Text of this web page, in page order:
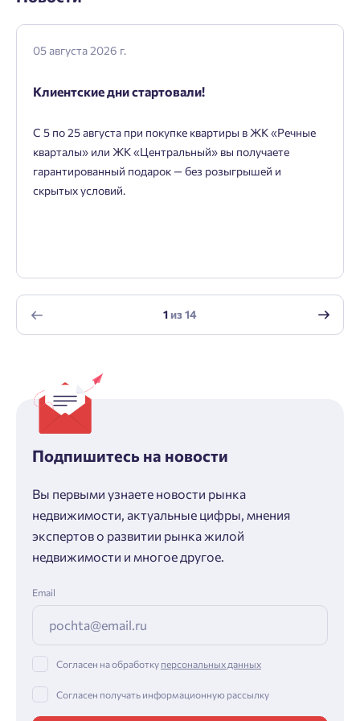
Согласен на обработкуперсональных данных
Согласен получать информационную рассылку
Отправить
05 августа 2026 г.
Клиентские дни стартовали!
С 5 по 25 августа при покупке квартиры в ЖК «Речные
кварталы» или ЖК «Центральный» вы получаете
гарантированный подарок — без розыгрышей и
скрытых условий.
1из14
Email
Согласен на обработку персональных данных
Согласен получать информационную рассылку
Подпишитесь на новости
Вы первыми узнаете новости рынка
недвижимости, актуальные цифры, мнения
экспертов о развитии рынка жилой
недвижимости и многое другое.
Нажимая кнопку «Отправить», вы даёте согласие на обработку
персональных данных.
Отправить